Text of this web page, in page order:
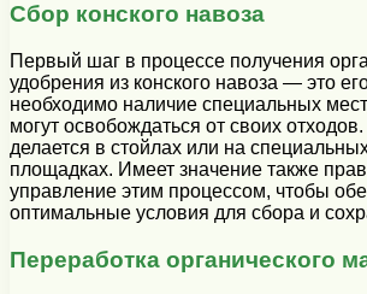
Сбор конского навоза
Первый шаг в процессе получения
удобрения из конского навоза — это
необходимо наличие специальных
могут освобождаться от своих
делается в стойлах или на
площадках. Имеет значение также
управление этим процессом, чтобы
оптимальные условия для сбора и
Переработка органического